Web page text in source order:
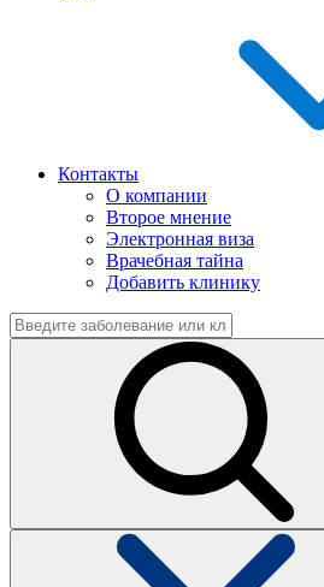
Контакты
О компании
Второе мнение
Электронная виза
Врачебная тайна
Добавить клинику